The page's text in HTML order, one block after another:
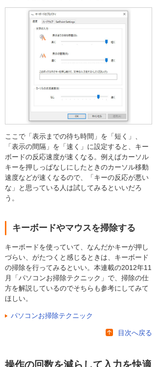
ここで「表示までの待ち時間」を「短く」、
「表示の間隔」を「速く」に設定すると、キー
ボードの反応速度が速くなる。例えばカーソル
キーを押しっぱなしにしたときのカーソル移動
速度などが速くなるので、「キーの反応が悪い
な」と思っている人は試してみるといいだろ
う。
キーボードやマウスを掃除する
キーボードを使っていて、なんだかキーが押し
づらい、がたつくと感じるときは、キーボード
の掃除を行ってみるといい。本連載の2012年11
月「パソコンお掃除テクニック」で、掃除の仕
方を解説しているのでそちらも参考にしてみて
ほしい。
パソコンお掃除テクニック
目次へ戻る
操作の回数を減らして入力を快適